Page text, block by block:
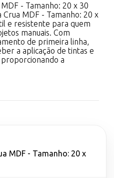
- Tamanho: 20 x 30
Crua MDF - Tamanho: 20 x
e resistente para quem
manuais. Com
de primeira linha,
a aplicação de tintas e
a
MDF - Tamanho: 20 x